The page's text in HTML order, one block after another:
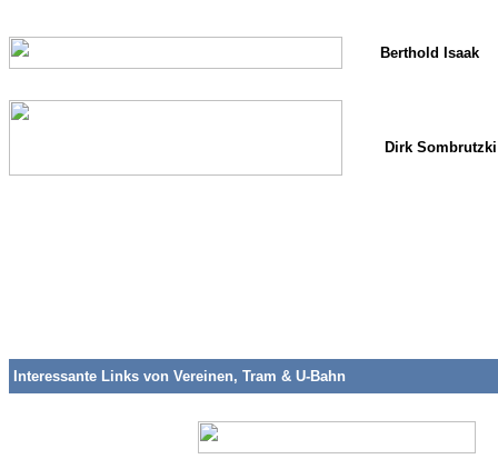
Berthold Isaak
Dirk Sombrutzki
Interessante Links von Vereinen, Tram & U-Bahn